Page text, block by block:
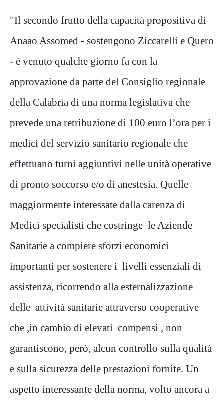
"Il secondo frutto della capacità propositiva di
Anaao Assomed - sostengono Ziccarelli e Quero
- è venuto qualche giorno fa con la
approvazione da parte del Consiglio regionale
della Calabria di una norma legislativa che
prevede una retribuzione di 100 euro l’ora per i
medici del servizio sanitario regionale che
effettuano turni aggiuntivi nelle unità operative
di pronto soccorso e/o di anestesia. Quelle
maggiormente interessate dalla carenza di
Medici specialisti che costringe le Aziende
Sanitarie a compiere sforzi economici
importanti per sostenere i livelli essenziali di
assistenza, ricorrendo alla esternalizzazione
delle attività sanitarie attraverso cooperative
che ,in cambio di elevati compensi , non
garantiscono, però, alcun controllo sulla qualità
e sulla sicurezza delle prestazioni fornite. Un
aspetto interessante della norma, volto ancora a